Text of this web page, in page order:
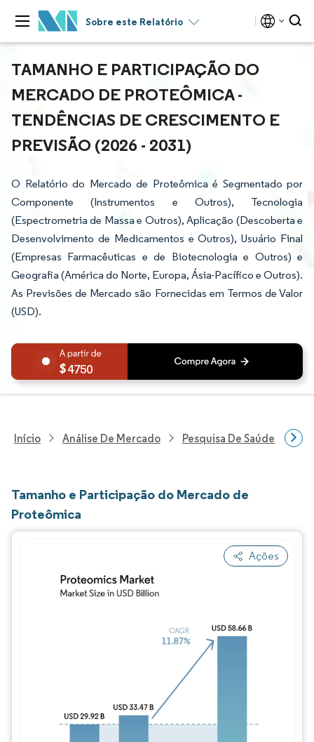
Sobre este Relatório
TAMANHO E PARTICIPAÇÃO DO
MERCADO DE PROTEÔMICA -
TENDÊNCIAS DE CRESCIMENTO E
PREVISÃO (2026 - 2031)
O Relatório do Mercado de Proteômica é Segmentado por
Componente (Instrumentos e Outros), Tecnologia
(Espectrometria de Massa e Outros), Aplicação (Descoberta e
Desenvolvimento de Medicamentos e Outros), Usuário Final
(Empresas Farmacêuticas e de Biotecnologia e Outros) e
Geografia (América do Norte, Europa, Ásia-Pacífico e Outros).
As Previsões de Mercado são Fornecidas em Termos de Valor
(USD).
4750
Início Análise De Mercado Pesquisa De Saúde
Tamanho e Participação do Mercado de
Proteômica
Ações
Imagem © Mordor Intelligence. O reuso